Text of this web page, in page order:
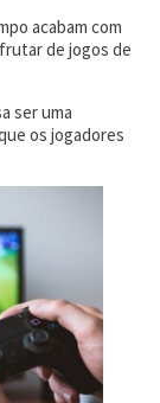
acabam com
de jogos de
ser uma
os jogadores